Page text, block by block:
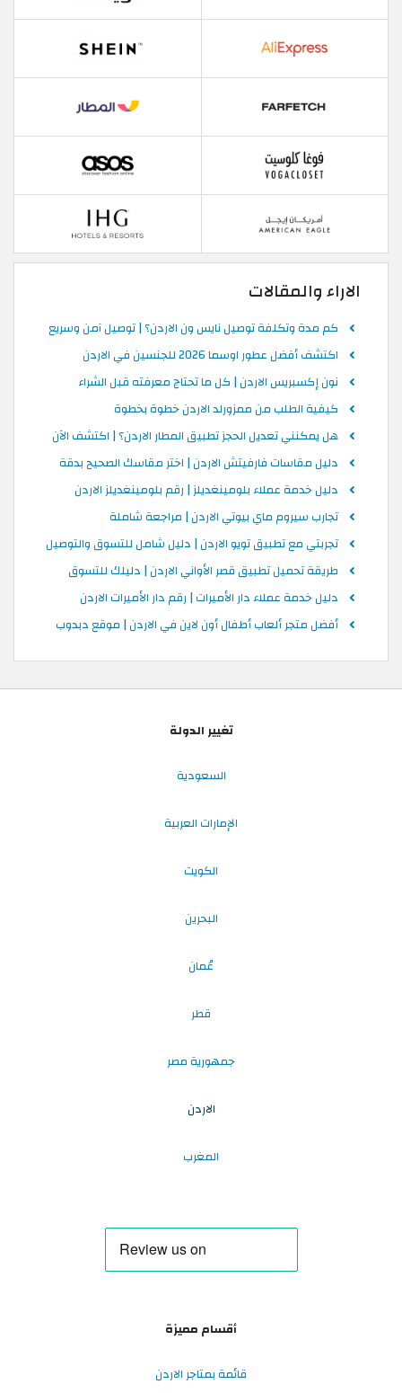
الاراء والمقالات
كم مدة وتكلفة توصيل نايس ون الاردن؟ | توصيل آمن وسريع
اكتشف أفضل عطور اوسما 2026 للجنسين في الاردن
نون إكسبريس الاردن | كل ما تحتاج معرفته قبل الشراء
كيفية الطلب من ممزورلد الاردن خطوة بخطوة
هل يمكنني تعديل الحجز تطبيق المطار الاردن؟ | اكتشف الآن
دليل مقاسات فارفيتش الاردن | اختر مقاسك الصحيح بدقة
دليل خدمة عملاء بلومينغديلز | رقم بلومينغديلز الاردن
تجارب سيروم ماي بيوتي الاردن | مراجعة شاملة
تجربتي مع تطبيق تويو الاردن | دليل شامل للتسوق والتوصيل
طريقة تحميل تطبيق قصر الأواني الاردن | دليلك للتسوق
دليل خدمة عملاء دار الأميرات | رقم دار الأميرات الاردن
أفضل متجر ألعاب أطفال أون لاين في الاردن | موقع دبدوب
تغيير الدولة
السعودية
الإمارات العربية
الكويت
البحرين
عُمان
قطر
جمهورية مصر
الاردن
المغرب
أقسام مميزة
قائمة بمتاجر الاردن